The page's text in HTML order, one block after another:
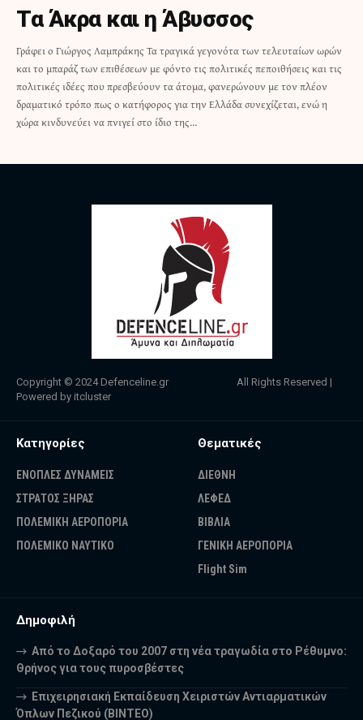
Τα Άκρα και η Άβυσσος
Γράφει ο Γιώργος Λαμπράκης Τα τραγικά γεγονότα των τελευταίων ωρών
και το μπαράζ των επιθέσεων με φόντο τις πολιτικές πεποιθήσεις και τις
πολιτικές ιδέες που πρεσβεύουν τα άτομα, φανερώνουν με τον πλέον
δραματικό τρόπο πως ο κατήφορος για την Ελλάδα συνεχίζεται, ενώ η
χώρα κινδυνεύει να πνιγεί στο ίδιο της…
Copyright © 2024 Defenceline.gr All Rights Reserved |
Powered by itcluster
Κατηγορίες
ΕΝΟΠΛΕΣ ΔΥΝΑΜΕΙΣ
ΣΤΡΑΤΟΣ ΞΗΡΑΣ
ΠΟΛΕΜΙΚΗ ΑΕΡΟΠΟΡΙΑ
ΠΟΛΕΜΙΚΟ ΝΑΥΤΙΚΟ
Θεματικές
ΔΙΕΘΝΗ
ΛΕΦΕΔ
ΒΙΒΛΙΑ
ΓΕΝΙΚΗ ΑΕΡΟΠΟΡΙΑ
Flight Sim
Δημοφιλή
Από το Δοξαρό του 2007 στη νέα τραγωδία στο Ρέθυμνο:
Θρήνος για τους πυροσβέστες
Επιχειρησιακή Εκπαίδευση Χειριστών Αντιαρματικών
Όπλων Πεζικού (ΒΙΝΤΕΟ)